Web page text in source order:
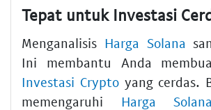
Tepat untuk Investasi
Menganalisis Harga Solana
Ini membantu Anda
Investasi Cryptoyang cerdas.
memengaruhi Harga Solana